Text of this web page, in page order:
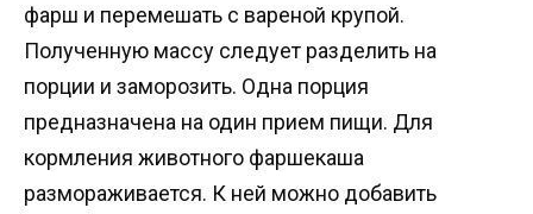
фарш и перемешать с вареной крупой.
Полученную массу следует разделить на
порции и заморозить. Одна порция
предназначена на один прием пищи. Для
кормления животного фаршекаша
размораживается. К ней можно добавить